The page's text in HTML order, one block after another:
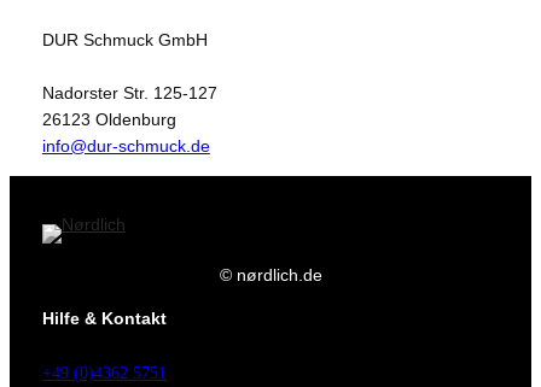
DUR Schmuck GmbH
Nadorster Str. 125-127
26123 Oldenburg
info@dur-schmuck.de
© nørdlich.de
Hilfe & Kontakt
+49 (0)4362 5751